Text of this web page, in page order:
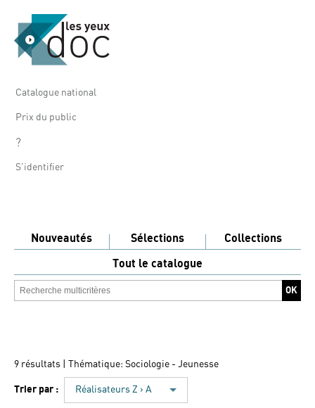
Catalogue national
Prix du public
?
S'identifier
Nouveautés Sélections
Collections
Tout le catalogue
9 résultats | Thématique: Sociologie - Jeunesse
Trier par : Réalisateurs Z › A